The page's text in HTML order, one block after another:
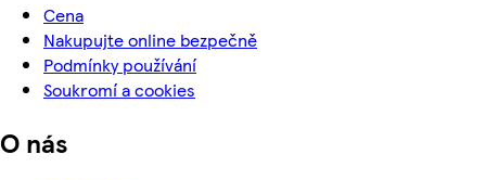
Cena
Nakupujte online bezpečně
Podmínky používání
Soukromí a cookies
O nás